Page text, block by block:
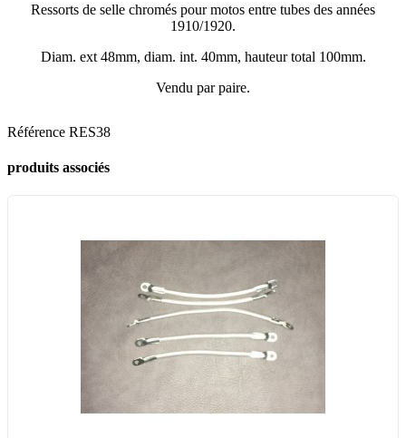
Ressorts de selle chromés pour motos entre tubes des années
1910/1920.
Diam. ext 48mm, diam. int. 40mm, hauteur total 100mm.
Vendu par paire.
Référence RES38
produits associés